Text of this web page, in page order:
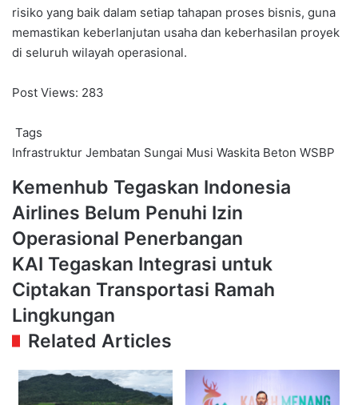
risiko yang baik dalam setiap tahapan proses bisnis, guna
memastikan keberlanjutan usaha dan keberhasilan proyek
di seluruh wilayah operasional.
Post Views: 283
Tags
Infrastruktur Jembatan Sungai Musi Waskita Beton WSBP
Kemenhub
Tegaskan
Indonesia
Airlines
Belum
Penuhi
Izin
Operasional
Penerbangan
Kemenhub Tegaskan Indonesia
Airlines Belum Penuhi Izin
Operasional Penerbangan
KAI
Integrasi
untuk
Ciptakan
Transportasi
Lingkungan
KAI Tegaskan Integrasi untuk
Ciptakan Transportasi Ramah
Lingkungan
Related Articles